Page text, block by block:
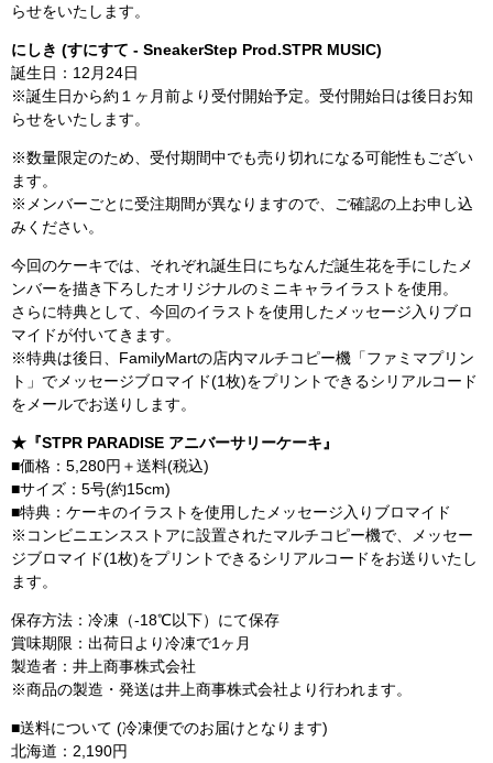
らせをいたします。
にしき (すにすて - SneakerStep Prod.STPR MUSIC)
誕生日：12月24日
※誕生日から約１ヶ月前より受付開始予定。受付開始日は後日お知
らせをいたします。
※数量限定のため、受付期間中でも売り切れになる可能性もござい
ます。
※メンバーごとに受注期間が異なりますので、ご確認の上お申し込
みください。
今回のケーキでは、それぞれ誕生日にちなんだ誕生花を手にしたメ
ンバーを描き下ろしたオリジナルのミニキャライラストを使用。
さらに特典として、今回のイラストを使用したメッセージ入りブロ
マイドが付いてきます。
※特典は後日、FamilyMartの店内マルチコピー機「ファミマプリン
ト」でメッセージブロマイド(1枚)をプリントできるシリアルコード
をメールでお送りします。
★『STPR PARADISE アニバーサリーケーキ』
■価格：5,280円＋送料(税込)
■サイズ：5号(約15cm)
■特典：ケーキのイラストを使用したメッセージ入りブロマイド
※コンビニエンスストアに設置されたマルチコピー機で、メッセー
ジブロマイド(1枚)をプリントできるシリアルコードをお送りいたし
ます。
保存方法：冷凍（-18℃以下）にて保存
賞味期限：出荷日より冷凍で1ヶ月
製造者：井上商事株式会社
※商品の製造・発送は井上商事株式会社より行われます。
■送料について (冷凍便でのお届けとなります)
北海道：2,190円